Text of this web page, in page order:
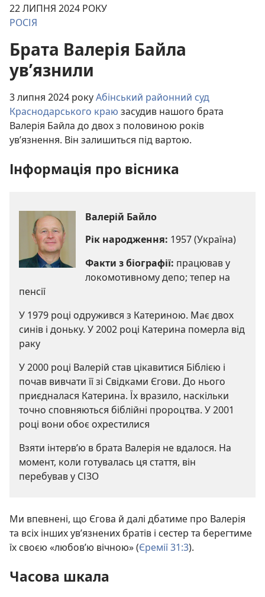
22 ЛИПНЯ 2024 РОКУ
РОСІЯ
Брата Валерія Байла
ув’язнили
3 липня 2024 рокуАбінський районний суд
Краснодарського краю засудив нашого брата
Валерія Байла до двох з половиною років
ув’язнення. Він залишиться під вартою.
Інформація про вісника
Валерій Байло
Рік народження: 1957 (Україна)
Факти з біографії: працював у
локомотивному депо; тепер на
пенсії
У 1979 році одружився з Катериною. Має двох
синів і доньку. У 2002 році Катерина померла від
раку
У 2000 році Валерій став цікавитися Біблією і
почав вивчати її зі Свідками Єгови. До нього
приєдналася Катерина. Їх вразило, наскільки
точно сповняються біблійні пророцтва. У 2001
році вони обоє охрестилися
Взяти інтерв’ю в брата Валерія не вдалося. На
момент, коли готувалась ця стаття, він
перебував у СІЗО
Ми впевнені, що Єгова й далі дбатиме про Валерія
та всіх інших ув’язнених братів і сестер та берегтиме
їх своєю «любов’ю вічною» (Єремії 31:3).
Часова шкала